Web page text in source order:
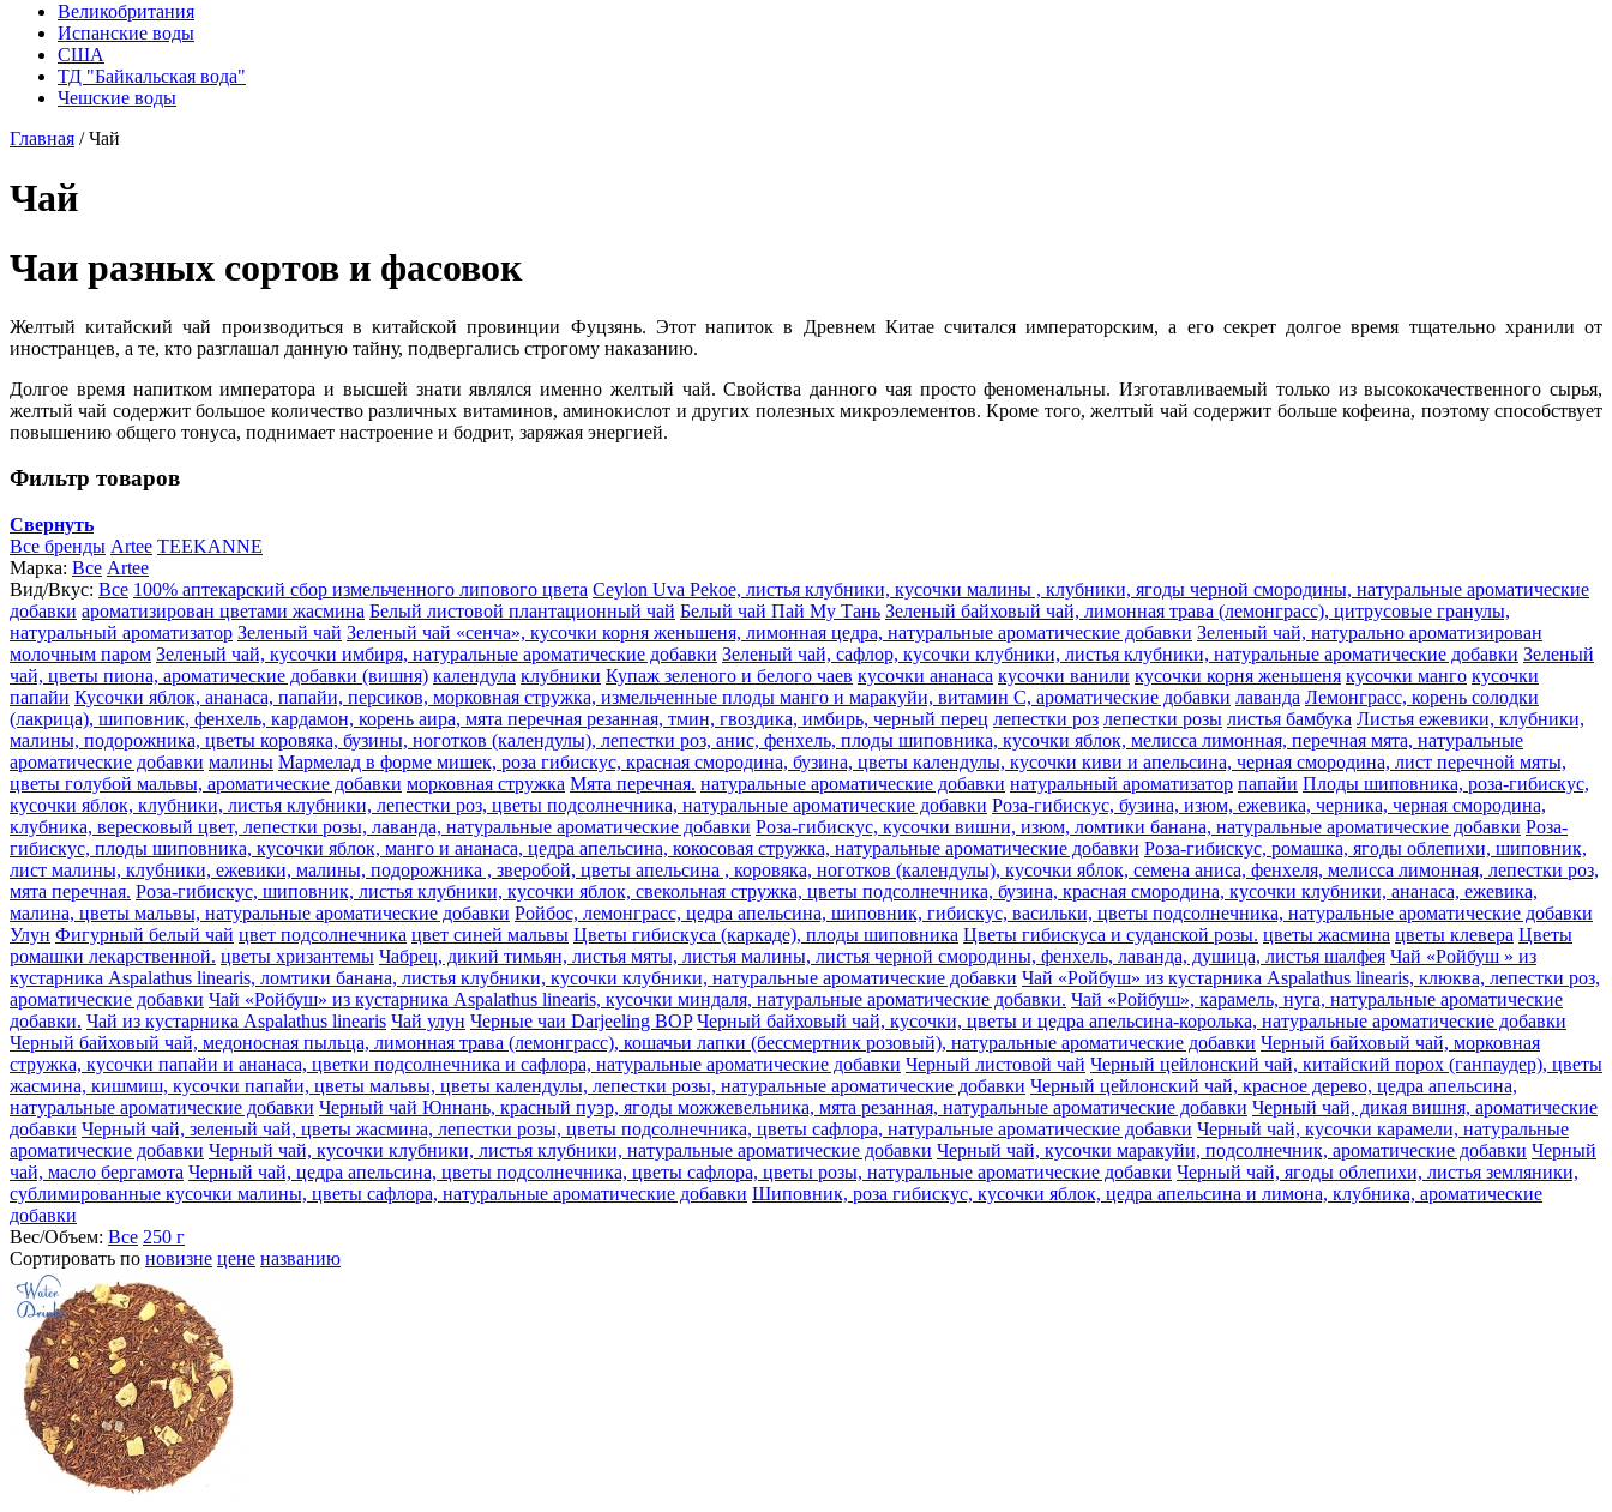
Великобритания
Испанские воды
США
ТД "Байкальская вода"
Чешские воды
Главная /Чай
Чай
Чаи разных сортов и фасовок
Желтый китайский чай производиться в китайской провинции Фуцзянь. Этот напиток в Древнем Китае считался императорским, а его секрет долгое время тщательно хранили от
иностранцев, а те, кто разглашал данную тайну, подвергались строгому наказанию.
Долгое время напитком императора и высшей знати являлся именно желтый чай. Свойства данного чая просто феноменальны. Изготавливаемый только из высококачественного сырья,
желтый чай содержит большое количество различных витаминов, аминокислот и других полезных микроэлементов. Кроме того, желтый чай содержит больше кофеина, поэтому способствует
повышению общего тонуса, поднимает настроение и бодрит, заряжая энергией.
Фильтр товаров
Свернуть
Все бренды Artee TEEKANNE
Марка: Все Artee
Вид/Вкус: Все 100% аптекарский сбор измельченного липового цвета Ceylon Uva Pekoe, листья клубники, кусочки малины , клубники, ягоды черной смородины, натуральные ароматические
добавки ароматизирован цветами жасмина Белый листовой плантационный чай Белый чай Пай Му Тань Зеленый байховый чай, лимонная трава (лемонграсс), цитрусовые гранулы,
натуральный ароматизатор Зеленый чай Зеленый чай «сенча», кусочки корня женьшеня, лимонная цедра, натуральные ароматические добавки Зеленый чай, натурально ароматизирован
молочным паром Зеленый чай, кусочки имбиря, натуральные ароматические добавки Зеленый чай, сафлор, кусочки клубники, листья клубники, натуральные ароматические добавки Зеленый
чай, цветы пиона, ароматические добавки (вишня) календула клубники Купаж зеленого и белого чаев кусочки ананаса кусочки ванили кусочки корня женьшеня кусочки манго кусочки
папайи Кусочки яблок, ананаса, папайи, персиков, морковная стружка, измельченные плоды манго и маракуйи, витамин С, ароматические добавки лаванда Лемонграсс, корень солодки
(лакрица), шиповник, фенхель, кардамон, корень аира, мята перечная резанная, тмин, гвоздика, имбирь, черный перец лепестки роз лепестки розы листья бамбука Листья ежевики, клубники,
малины, подорожника, цветы коровяка, бузины, ноготков (календулы), лепестки роз, анис, фенхель, плоды шиповника, кусочки яблок, мелисса лимонная, перечная мята, натуральные
ароматические добавки малины Мармелад в форме мишек, роза гибискус, красная смородина, бузина, цветы календулы, кусочки киви и апельсина, черная смородина, лист перечной мяты,
цветы голубой мальвы, ароматические добавки морковная стружка Мята перечная. натуральные ароматические добавки натуральный ароматизатор папайи Плоды шиповника, роза-гибискус,
кусочки яблок, клубники, листья клубники, лепестки роз, цветы подсолнечника, натуральные ароматические добавки Роза-гибискус, бузина, изюм, ежевика, черника, черная смородина,
клубника, вересковый цвет, лепестки розы, лаванда, натуральные ароматические добавки Роза-гибискус, кусочки вишни, изюм, ломтики банана, натуральные ароматические добавки Роза-
гибискус, плоды шиповника, кусочки яблок, манго и ананаса, цедра апельсина, кокосовая стружка, натуральные ароматические добавки Роза-гибискус, ромашка, ягоды облепихи, шиповник,
лист малины, клубники, ежевики, малины, подорожника , зверобой, цветы апельсина , коровяка, ноготков (календулы), кусочки яблок, семена аниса, фенхеля, мелисса лимонная, лепестки роз,
мята перечная. Роза-гибискус, шиповник, листья клубники, кусочки яблок, свекольная стружка, цветы подсолнечника, бузина, красная смородина, кусочки клубники, ананаса, ежевика,
малина, цветы мальвы, натуральные ароматические добавки Ройбос, лемонграсc, цедра апельсина, шиповник, гибискус, васильки, цветы подсолнечника, натуральные ароматические добавки
Улун Фигурный белый чай цвет подсолнечника цвет синей мальвы Цветы гибискуса (каркаде), плоды шиповника Цветы гибискуса и суданской розы. цветы жасмина цветы клевера Цветы
ромашки лекарственной. цветы хризантемы Чабрец, дикий тимьян, листья мяты, листья малины, листья черной смородины, фенхель, лаванда, душица, листья шалфея Чай «Ройбуш » из
кустарника Aspalathus linearis, ломтики банана, листья клубники, кусочки клубники, натуральные ароматические добавки Чай «Ройбуш» из кустарника Aspalathus linearis, клюква, лепестки роз,
ароматические добавки Чай «Ройбуш» из кустарника Aspalathus linearis, кусочки миндаля, натуральные ароматические добавки. Чай «Ройбуш», карамель, нуга, натуральные ароматические
добавки. Чай из кустарника Aspalathus linearis Чай улун Черные чаи Darjeeling BOP Черный байховый чай, кусочки, цветы и цедра апельсина-королька, натуральные ароматические добавки
Черный байховый чай, медоносная пыльца, лимонная трава (лемонграсс), кошачьи лапки (бессмертник розовый), натуральные ароматические добавки Черный байховый чай, морковная
стружка, кусочки папайи и ананаса, цветки подсолнечника и сафлора, натуральные ароматические добавки Черный листовой чай Черный цейлонский чай, китайский порох (ганпаудер), цветы
жасмина, кишмиш, кусочки папайи, цветы мальвы, цветы календулы, лепестки розы, натуральные ароматические добавки Черный цейлонский чай, красное дерево, цедра апельсина,
натуральные ароматические добавки Черный чай Юннань, красный пуэр, ягоды можжевельника, мята резанная, натуральные ароматические добавки Черный чай, дикая вишня, ароматические
добавки Черный чай, зеленый чай, цветы жасмина, лепестки розы, цветы подсолнечника, цветы сафлора, натуральные ароматические добавки Черный чай, кусочки карамели, натуральные
ароматические добавки Черный чай, кусочки клубники, листья клубники, натуральные ароматические добавки Черный чай, кусочки маракуйи, подсолнечник, ароматические добавки Черный
чай, масло бергамота Черный чай, цедра апельсина, цветы подсолнечника, цветы сафлора, цветы розы, натуральные ароматические добавки Черный чай, ягоды облепихи, листья земляники,
сублимированные кусочки малины, цветы сафлора, натуральные ароматические добавки Шиповник, роза гибискус, кусочки яблок, цедра апельсина и лимона, клубника, ароматические
добавки
Вес/Объем: Все 250 г
Сортировать по новизне цене названию